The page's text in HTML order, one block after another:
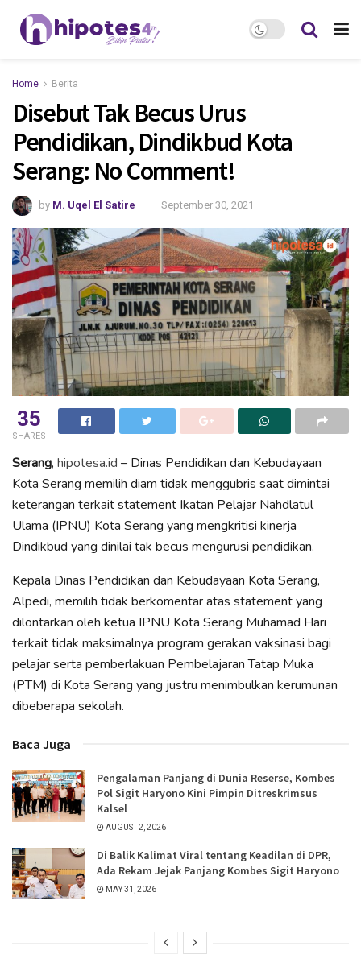
Home Berita
Disebut Tak Becus Urus
Pendidikan, Dindikbud Kota
Serang: No Comment!
by M. Uqel El Satire September 30, 2021
35
SHARES
Serang, hipotesa.id – Dinas Pendidikan dan Kebudayaan
Kota Serang memilih diam tidak menggubris saat dimintai
keterangan terkait statement Ikatan Pelajar Nahdlatul
Ulama (IPNU) Kota Serang yang mengkritisi kinerja
Dindikbud yang dinilai tak becus mengurusi pendidikan.
Kepala Dinas Pendidikan dan Kebudayaan Kota Serang,
Alpedi, memilih tidak berkomentar atas statement yang
dilontarkan oleh ketua IPNU Kota Serang Muhamad Hari
terkait tidak maksimalnya program gerakan vaksinasi bagi
pelajar serta pemberlakuan Pembelajaran Tatap Muka
(PTM) di Kota Serang yang justru menimbulkan kerumunan
dibeberapa sekolah.
Baca Juga
Pengalaman Panjang di Dunia Reserse, Kombes
Pol Sigit Haryono Kini Pimpin Ditreskrimsus
Kalsel
AUGUST 2, 2026
Di Balik Kalimat Viral tentang Keadilan di DPR,
Ada Rekam Jejak Panjang Kombes Sigit Haryono
MAY 31, 2026